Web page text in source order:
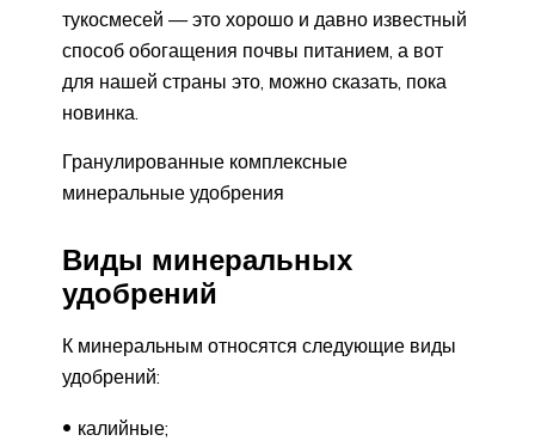
тукосмесей — это хорошо и давно известный
способ обогащения почвы питанием, а вот
для нашей страны это, можно сказать, пока
новинка.
Гранулированные комплексные
минеральные удобрения
Виды минеральных
удобрений
К минеральным относятся следующие виды
удобрений:
калийные;